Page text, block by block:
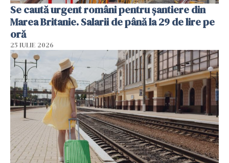
Se caută urgent români pentru șantiere din
Marea Britanie. Salarii de până la 29 de lire pe
oră
25 IULIE 2026